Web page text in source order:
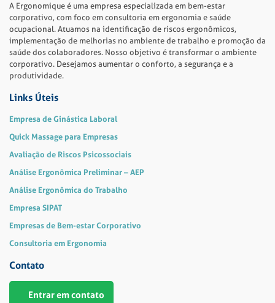
A Ergonomique é uma empresa especializada em bem-estar
corporativo, com foco em consultoria em ergonomia e saúde
ocupacional. Atuamos na identificação de riscos ergonômicos,
implementação de melhorias no ambiente de trabalho e promoção da
saúde dos colaboradores. Nosso objetivo é transformar o ambiente
corporativo. Desejamos aumentar o conforto, a segurança e a
produtividade.
Links Úteis
Empresa de Ginástica Laboral
Quick Massage para Empresas
Avaliação de Riscos Psicossociais
Análise Ergonômica Preliminar – AEP
Análise Ergonômica do Trabalho
Empresa SIPAT
Empresas de Bem-estar Corporativo
Consultoria em Ergonomia
Contato
Entrar em contato